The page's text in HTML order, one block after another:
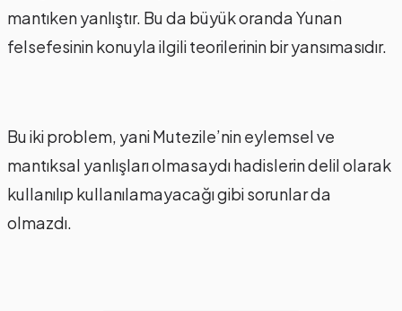
mantıken yanlıştır. Bu da büyük oranda Yunan
felsefesinin konuyla ilgili teorilerinin bir yansımasıdır.
Bu iki problem, yani Mutezile’nin eylemsel ve
mantıksal yanlışları olmasaydı hadislerin delil olarak
kullanılıp kullanılamayacağı gibi sorunlar da
olmazdı.